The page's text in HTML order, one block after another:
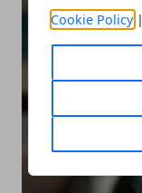
Cookie Policy|